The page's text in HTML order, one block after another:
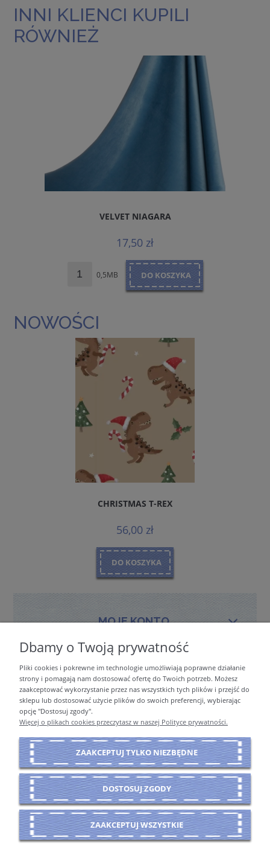
INNI KLIENCI KUPILI
RÓWNIEŻ
VELVET NIAGARA
17,50 zł
0,5MB DO KOSZYKA
NOWOŚCI
CHRISTMAS T-REX
56,00 zł
DO KOSZYKA
MOJE KONTO
PŁATNOŚCI I DOSTAWA
INFORMACJE
O NAS
POKAŻ PEŁNĄ WERSJĘ STRONY
Sklep internetowy Shoper Premium
Dbamy o Twoją prywatność
Pliki cookies i pokrewne im technologie umożliwiają poprawne działanie
strony i pomagają nam dostosować ofertę do Twoich potrzeb. Możesz
zaakceptować wykorzystanie przez nas wszystkich tych plików i przejść do
sklepu lub dostosować użycie plików do swoich preferencji, wybierając
opcję "Dostosuj zgody".
Więcej o plikach cookies przeczytasz w naszej Polityce prywatności.
ZAAKCEPTUJ TYLKO NIEZBĘDNE
DOSTOSUJ ZGODY
ZAAKCEPTUJ WSZYSTKIE